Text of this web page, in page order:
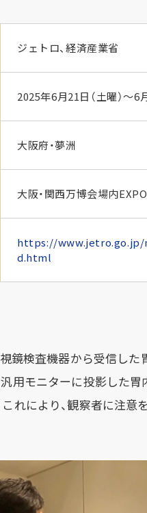
ジェトロ、経済産業省
2025年6月21日（土曜）～6
大阪府・夢洲
大阪・関西万博会場内
https://www.jetro.go.jp/
d.html
鏡検査機器から受信し
用モニターに投影した
れにより、観察者に注